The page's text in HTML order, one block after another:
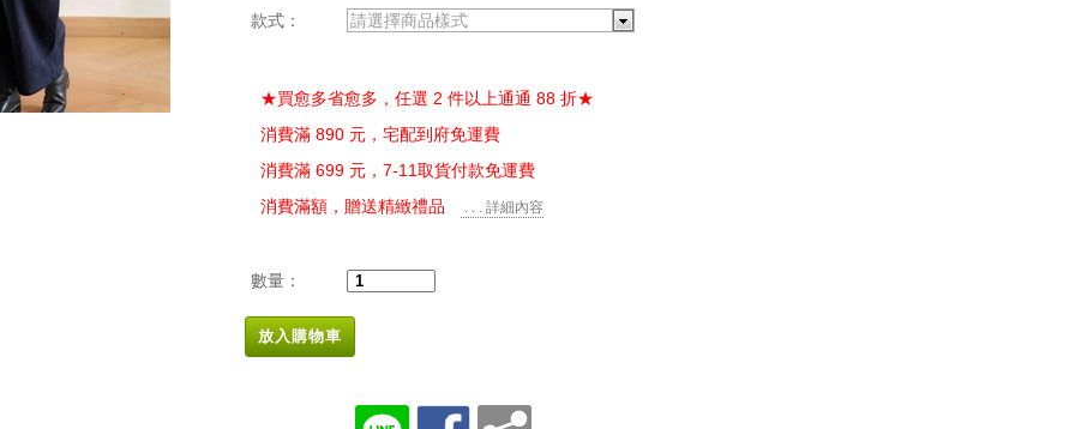
款式： 請選擇商品樣式
★買愈多省愈多，任選 2 件以上通通 88 折★
消費滿 890 元，宅配到府免運費
消費滿 699 元，7-11取貨付款免運費
消費滿額，贈送精緻禮品
. . . 詳細內容
數量：
放入購物車